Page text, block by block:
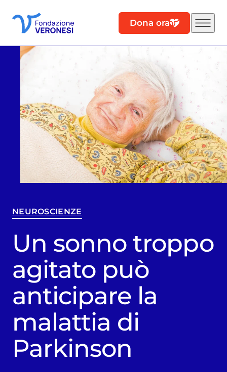
Dona ora
NEUROSCIENZE
Un sonno troppo
agitato può
anticipare la
malattia di
Parkinson